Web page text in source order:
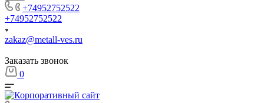
+74952752522
+74952752522
zakaz@metall-ves.ru
Заказать звонок
0